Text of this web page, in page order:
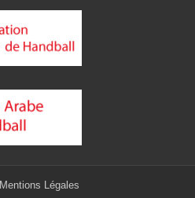
Mentions Légales